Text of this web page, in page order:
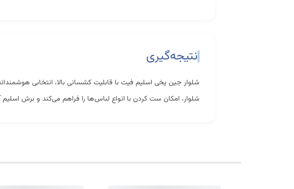
نتیجه‌گیری
شلوار جین یخی اسلیم فیت با قابلیت کشسانی بالا، انتخابی
شلوار، امکان ست کردن با انواع لباس‌ها را فراهم می‌کند و برش